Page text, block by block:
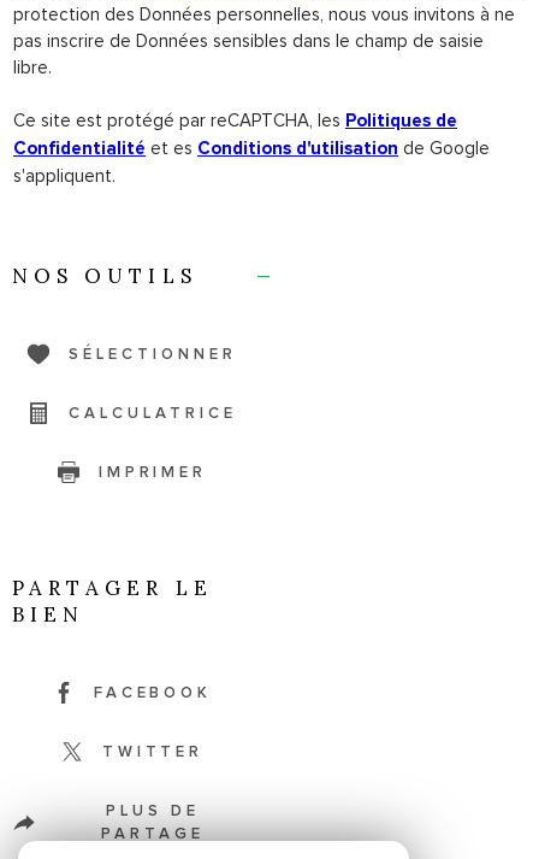
protection des Données personnelles, nous vous invitons à ne
pas inscrire de Données sensibles dans le champ de saisie
libre.
Ce site est protégé par reCAPTCHA, les Politiques de
Confidentialité et es Conditions d'utilisation de Google
s'appliquent.
NOS OUTILS
SÉLECTIONNER
CALCULATRICE
IMPRIMER
PARTAGER LE
BIEN
FACEBOOK
TWITTER
PLUS DE
PARTAGE